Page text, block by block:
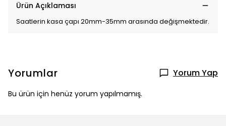
Ürün Açıklaması
Saatlerin kasa çapı 20mm-35mm arasında değişmektedir.
Yorumlar Yorum Yap
Bu ürün için henüz yorum yapılmamış.